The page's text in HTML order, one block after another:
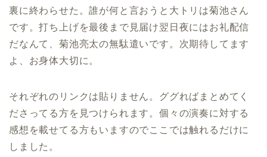
裏に終わらせた。誰が何と言おうと大トリは菊池さん
です。打ち上げを最後まで見届け翌日夜にはお礼配信
だなんて、菊池亮太の無駄遣いです。次期待してます
よ、お身体大切に。
それぞれのリンクは貼りません。ググればまとめてく
ださってる方を見つけられます。個々の演奏に対する
感想を載せてる方もいますのでここでは触れるだけに
しました。